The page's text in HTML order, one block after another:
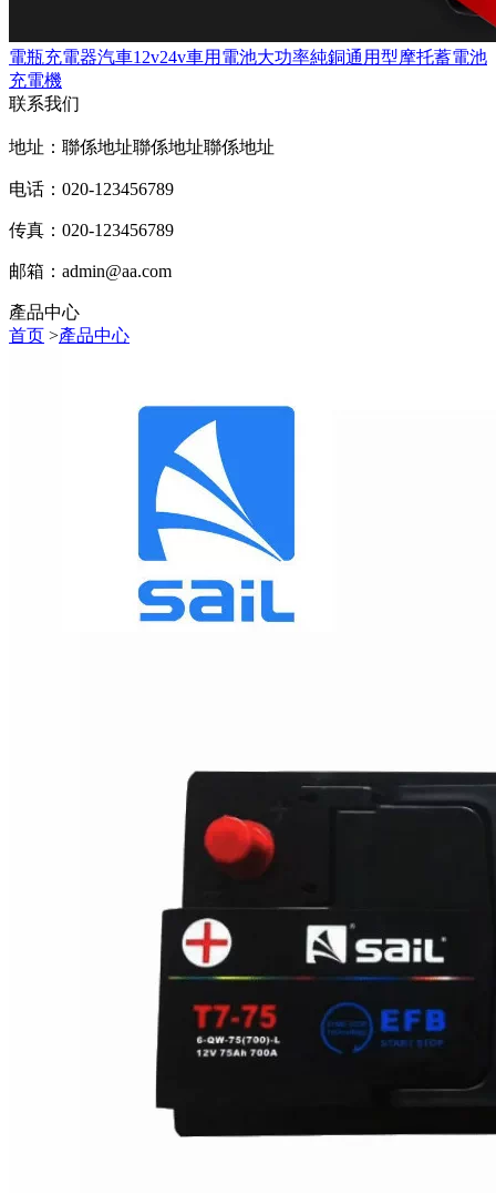
電瓶充電器汽車12v24v車用電池大功率純銅通用型摩托蓄電池
充電機
联系我们
地址：聯係地址聯係地址聯係地址
电话：020-123456789
传真：020-123456789
邮箱： admin@aa.com
產品中心
首页 >產品中心